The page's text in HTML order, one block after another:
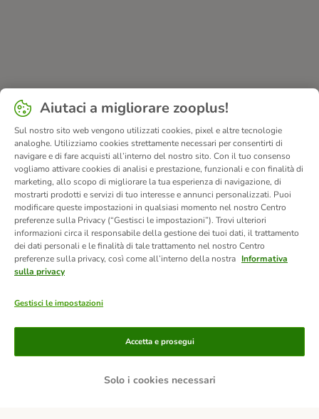
Modalità di pagamento
Paga tramite bonifico.
Aiutaci a migliorare zooplus!
Sul nostro sito web vengono utilizzati cookies, pixel e altre tecnologie
analoghe. Utilizziamo cookies strettamente necessari per consentirti di
navigare e di fare acquisti all’interno del nostro sito. Con il tuo consenso
vogliamo attivare cookies di analisi e prestazione, funzionali e con finalità di
marketing, allo scopo di migliorare la tua esperienza di navigazione, di
mostrarti prodotti e servizi di tuo interesse e annunci personalizzati. Puoi
modificare queste impostazioni in qualsiasi momento nel nostro Centro
preferenze sulla Privacy (“Gestisci le impostazioni”). Trovi ulteriori
informazioni circa il responsabile della gestione dei tuoi dati, il trattamento
dei dati personali e le finalità di tale trattamento nel nostro Centro
preferenze sulla privacy, così come all’interno della nostra Informativa
sulla privacy
Gestisci le impostazioni
Solo i cookies necessari
Accetta e prosegui